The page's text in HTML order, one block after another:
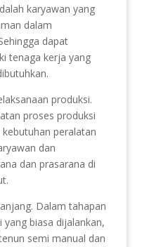
karyawan yang
dalam
dapat
tenaga kerja yang
produksi.
proses produksi
peralatan
dan
dan prasarana di
Dalam tahapan
biasa dijalankan,
semi manual dan